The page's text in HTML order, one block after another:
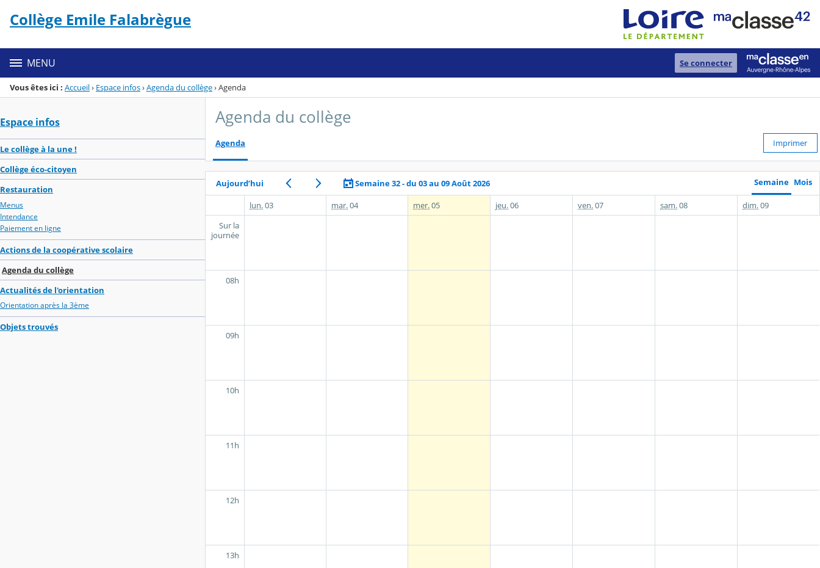
Menu de la rubrique
Contenu
Collège Emile Falabrègue
MENU Se connecter
Vous êtes ici : Accueil› Espace infos›Agenda du collège›Agenda
Espace infos
Le collège à la une !
Collège éco-citoyen
Restauration
Menus
Intendance
Paiement en ligne
Actions de la coopérative scolaire
Agenda du collège
Actualités de l'orientation
Orientation après la 3ème
Objets trouvés
Agenda du collège
Agenda Imprimer
Aujourd’hui Semaine 32 - du 03 au 09 Août 2026 Semaine Mois
lun.03 mar.04 mer.05 jeu.06 ven.07 sam.08 dim.09
Sur la
journée
08h
09h
10h
11h
12h
13h